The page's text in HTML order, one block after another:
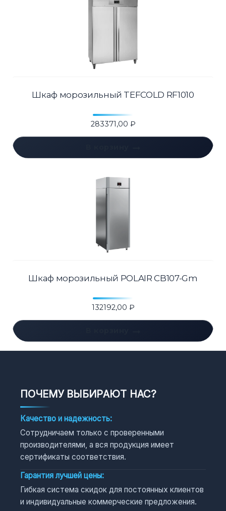
Шкаф морозильный TEFCOLD RF1010
283371,00 ₽
Шкаф морозильный POLAIR CB107-Gm
132192,00 ₽
ПОЧЕМУ ВЫБИРАЮТ НАС?
Качество и надежность:
Сотрудничаем только с проверенными
производителями, а вся продукция имеет
сертификаты соответствия.
Гарантия лучшей цены:
Гибкая система скидок для постоянных клиентов
и индивидуальные коммерческие предложения.